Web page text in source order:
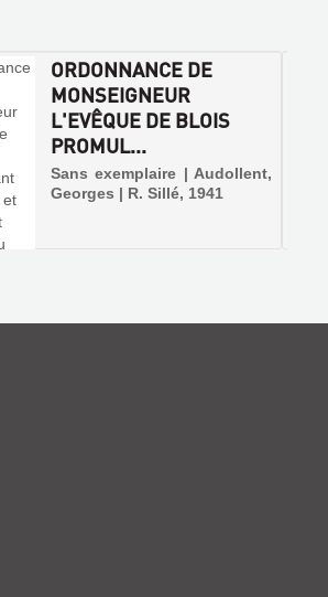
ORDONNANCE DE
MONSEIGNEUR
L'EVÊQUE DE BLOIS
PROMUL...
Sans exemplaire | Audollent,
Georges | R. Sillé, 1941